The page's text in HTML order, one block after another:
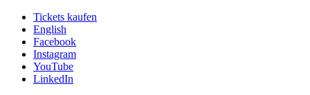
Tickets kaufen
English
Facebook
Instagram
YouTube
LinkedIn